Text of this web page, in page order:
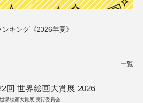
キング《2026年夏》
一覧
回 世界絵画大賞展 2026
世界絵画大賞展 実行委員会